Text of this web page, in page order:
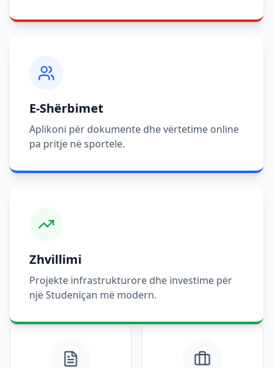
E-Shërbimet
Aplikoni për dokumente dhe vërtetime online
pa pritje në sportele.
Zhvillimi
Projekte infrastrukturore dhe investime për
një Studeniçan më modern.